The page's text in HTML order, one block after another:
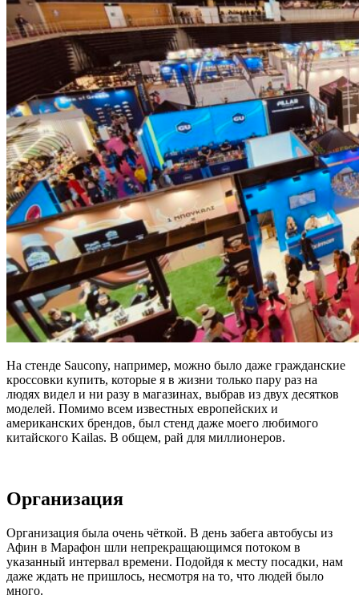
На стенде Saucony, например, можно было даже гражданские
кроссовки купить, которые я в жизни только пару раз на
людях видел и ни разу в магазинах, выбрав из двух десятков
моделей. Помимо всем известных европейских и
американских брендов, был стенд даже моего любимого
китайского Kailas. В общем, рай для миллионеров.
Организация
Организация была очень чёткой. В день забега автобусы из
Афин в Марафон шли непрекращающимся потоком в
указанный интервал времени. Подойдя к месту посадки, нам
даже ждать не пришлось, несмотря на то, что людей было
много.